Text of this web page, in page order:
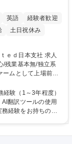
英語
経験者歓迎
土日祝休み
日本支社 求人
/残業基本無/独立系
します。基礎的な
当として広く活躍
使用しての対応で
自身のペースで業務
験（1～3年程度）
翻訳ツールの使用
経験をお持ちの方